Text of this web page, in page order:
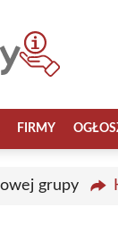
FIRMY
grupy